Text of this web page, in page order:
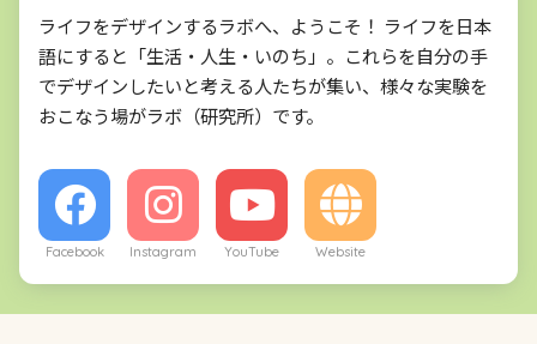
ライフをデザインするラボへ、ようこそ！ ライフを日本
語にすると「生活・人生・いのち」。これらを自分の手
でデザインしたいと考える人たちが集い、様々な実験を
おこなう場がラボ（研究所）です。
Facebook Instagram YouTube Website